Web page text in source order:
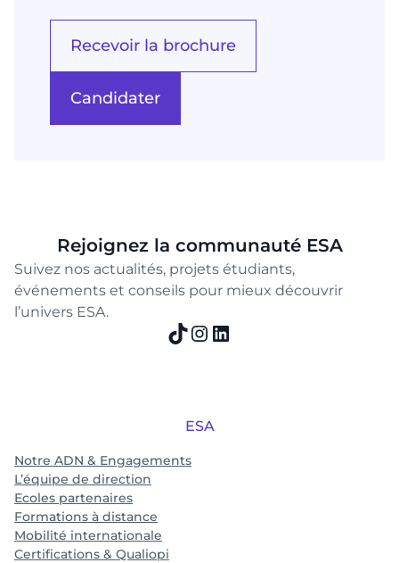
Recevoir la brochure
Candidater
Rejoignez la communauté ESA
Suivez nos actualités, projets étudiants,
événements et conseils pour mieux découvrir
l’univers ESA.
TikTok
Instagram
LinkedIn
ESA
Notre ADN & Engagements
L’équipe de direction
Ecoles partenaires
Formations à distance
Mobilité internationale
Certifications & Qualiopi